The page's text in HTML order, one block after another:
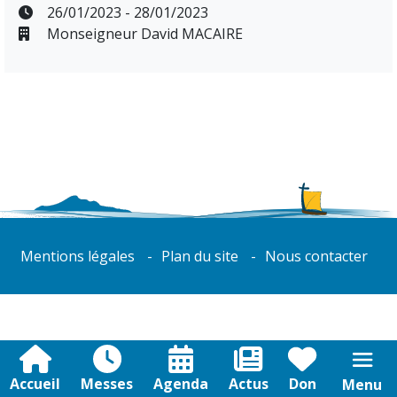
Accueil Messes Agenda Actus Don Menu
26/01/2023 - 28/01/2023
Monseigneur David MACAIRE
Mentions légales Plan du site Nous contacter